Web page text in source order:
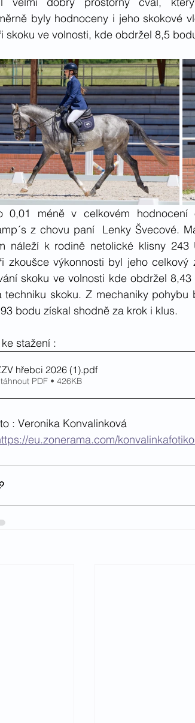
byly hodnoceny i jeho skokové
skoku ve volnosti, kde obdržel 8,5
0,01 méně v celkovém hodnocení
z chovu paní  Lenky Švecové.
náleží k rodině netolické klisny
zkoušce výkonnosti byl jeho
skoku ve volnosti kde obdržel
techniku skoku. Z mechaniky
bodu získal shodně za krok i klus.
stažení :
hřebci 2026 (1).pdf
PDF • 426KB
: Veronika Konvalinková
eu.zonerama.com/